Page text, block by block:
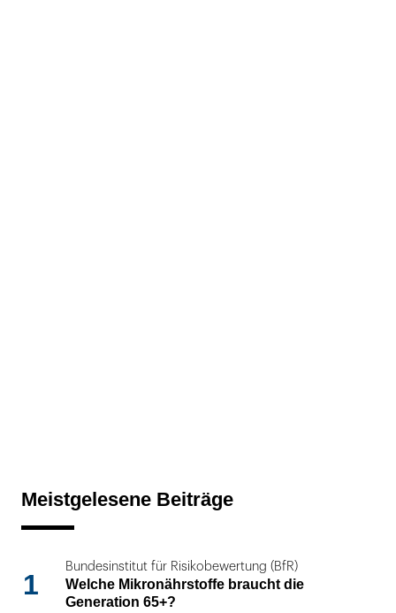
Meistgelesene Beiträge
1
Bundesinstitut für Risikobewertung (BfR)
Welche Mikronährstoffe braucht die
Generation 65+?